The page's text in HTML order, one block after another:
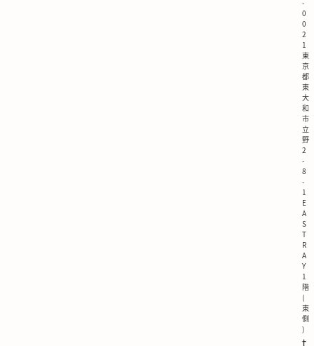
-
0
0
2
1
東
京
都
東
大
和
市
立
野
2
-
8
-
1
E
A
S
T
R
A
Y
1
階
(
東
側
)
t